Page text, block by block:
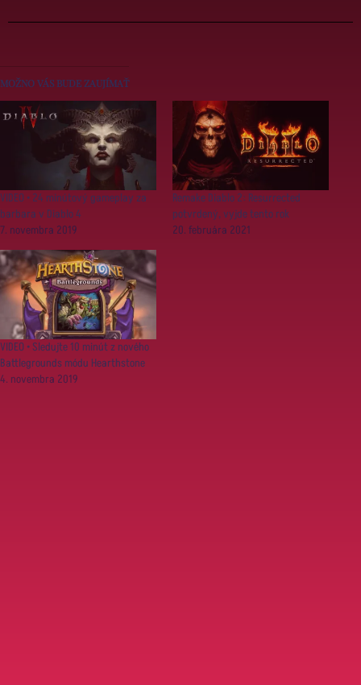
MOŽNO VÁS BUDE ZAUJÍMAŤ
VIDEO • 24 minútový gameplay za
barbara v Diablo 4
7. novembra 2019
Remake Diablo 2: Resurrected
potvrdený, vyjde tento rok
20. februára 2021
VIDEO • Sledujte 10 minút z nového
Battlegrounds módu Hearthstone
4. novembra 2019